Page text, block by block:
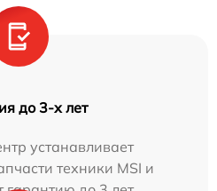
до 3-х лет
устанавливает
техники MSI и